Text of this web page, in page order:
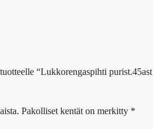
“Lukkorengaspihti purist.45ast
Pakolliset kentät on merkitty *